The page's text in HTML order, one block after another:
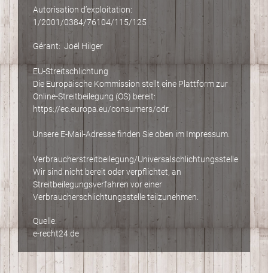
Autorisation d’exploitation:
1/2001/0384/76104/115/125
Gérant: Joël Hilger
EU-Streitschlichtung
Die Europäische Kommission stellt eine Plattform zur
Online-Streitbeilegung (OS) bereit:
https://ec.europa.eu/consumers/odr.
Unsere E-Mail-Adresse finden Sie oben im Impressum.
Verbraucherstreitbeilegung/Universalschlichtungsstelle
Wir sind nicht bereit oder verpflichtet, an
Streitbeilegungsverfahren vor einer
Verbraucherschlichtungsstelle teilzunehmen.
Quelle:
e-recht24.de